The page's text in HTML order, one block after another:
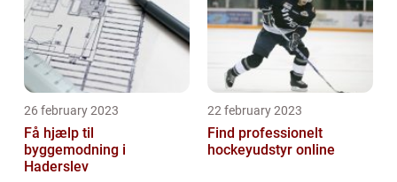
26 february 2023
Få hjælp til
byggemodning i
Haderslev
22 february 2023
Find professionelt
hockeyudstyr online